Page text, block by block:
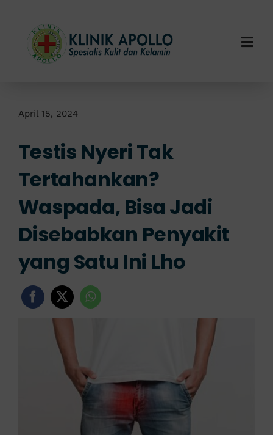
content
Layanan Kami
Info Klinik
April 15, 2024
Testis Nyeri Tak
Tertahankan?
Waspada, Bisa Jadi
Disebabkan Penyakit
yang Satu Ini Lho